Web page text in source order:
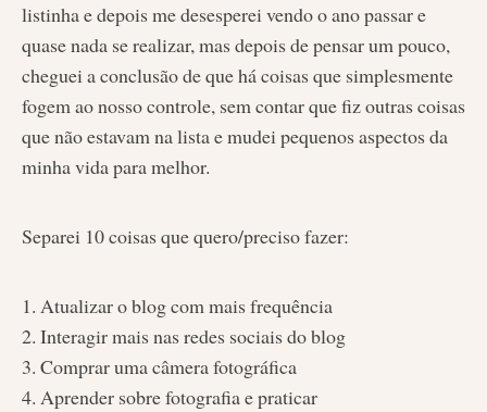
listinha e depois me desesperei vendo o ano passar e
quase nada se realizar, mas depois de pensar um pouco,
cheguei a conclusão de que há coisas que simplesmente
fogem ao nosso controle, sem contar que fiz outras coisas
que não estavam na lista e mudei pequenos aspectos da
minha vida para melhor.
Separei 10 coisas que quero/preciso fazer:
1. Atualizar o blog com mais frequência
2. Interagir mais nas redes sociais do blog
3. Comprar uma câmera fotográfica
4. Aprender sobre fotografia e praticar